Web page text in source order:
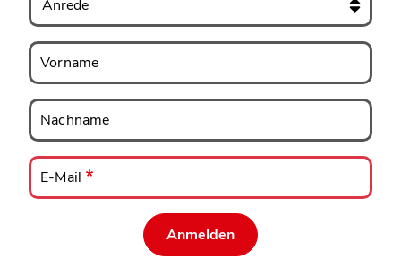
Vorname
Vorname
Nachname
Nachname
E-
Mail
E-Mail